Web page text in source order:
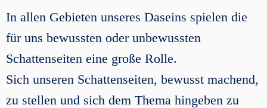
In allen Gebieten unseres Daseins spielen die
für uns bewussten oder unbewussten
Schattenseiten eine große Rolle.
Sich unseren Schattenseiten, bewusst machend,
zu stellen und sich dem Thema hingeben zu